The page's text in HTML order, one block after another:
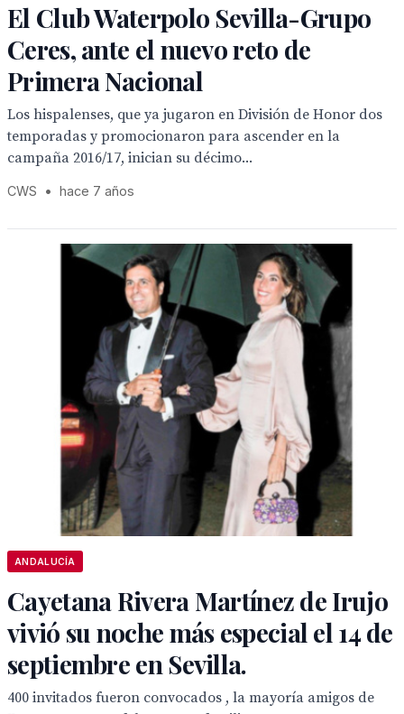
El Club Waterpolo Sevilla-Grupo
Ceres, ante el nuevo reto de
Primera Nacional
Los hispalenses, que ya jugaron en División de Honor dos
temporadas y promocionaron para ascender en la
campaña 2016/17, inician su décimo...
CWS • hace 7 años
ANDALUCÍA
Cayetana Rivera Martínez de Irujo
vivió su noche más especial el 14 de
septiembre en Sevilla.
400 invitados fueron convocados , la mayoría amigos de